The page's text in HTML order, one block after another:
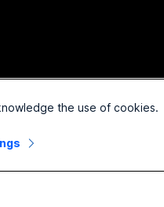
Med enerett.the use of cookies.